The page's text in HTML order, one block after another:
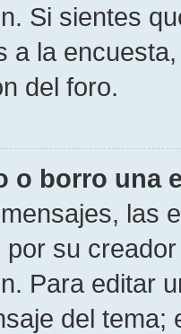
Si sientes
a la
del foro.
o borro una
las
por su
Para editar
del